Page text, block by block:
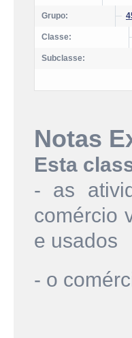
Grupo:
Classe:
Subclasse:
Notas
Esta
- as
comércio
e usados
- o